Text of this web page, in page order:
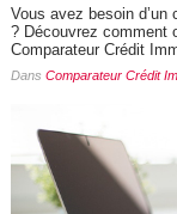
Vous avez besoin d’un
? Découvrez comment
Comparateur Crédit
Dans Comparateur Crédit